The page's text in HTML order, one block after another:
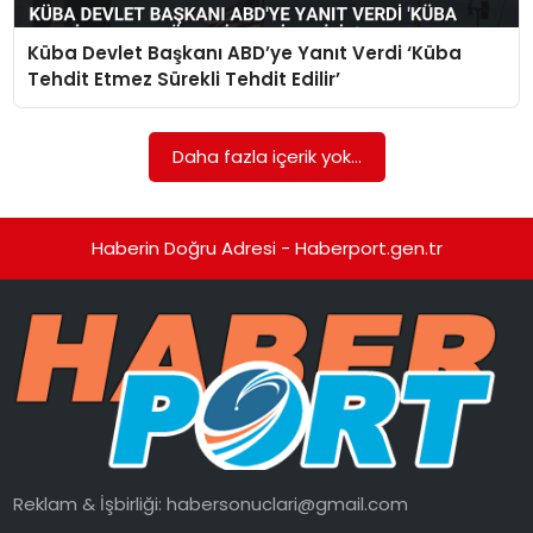
SPOR
TEKNOLOJI
EKONOMI
Küba Devlet Başkanı ABD’ye Yanıt Verdi ‘Küba
Tehdit Etmez Sürekli Tehdit Edilir’
Daha fazla içerik yok...
Haberin Doğru Adresi - Haberport.gen.tr
Reklam & İşbirliği:habersonuclari@gmail.com